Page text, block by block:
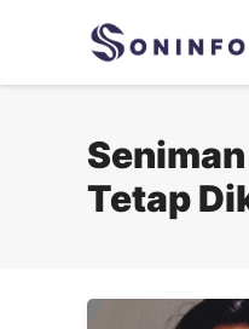
Tetap